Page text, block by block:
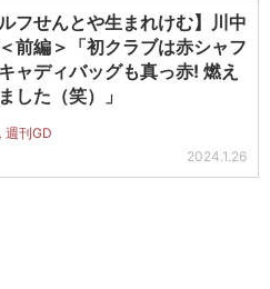
ルフせんとや生まれけむ】川中
前編＞「初クラブは赤シャフ
ャディバッグも真っ赤! 燃え
した（笑）」
週刊GD
2024.1.26